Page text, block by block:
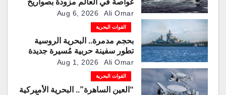
غواصة في العالم مزودة بصواريخ
كروز فرط صوتيةAug 6, 2026 Ali Omar
القوات البحرية
بحجم مدمرة.. البحرية الروسية
تطور سفينة حربية مُسيرة جديدة
لمطاردة الغواصات
Aug 1, 2026 Ali Omar
القوات البحرية
“العين الساهرة”.. البحرية الأميركية